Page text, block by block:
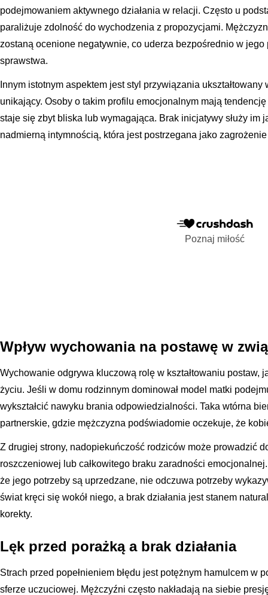
podejmowaniem aktywnego działania w relacji. Często u
paraliżuje zdolność do wychodzenia z propozycjami.
zostaną ocenione negatywnie, co uderza bezpośrednio w jego
sprawstwa.
Innym istotnym aspektem jest styl przywiązania
unikający. Osoby o takim profilu emocjonalnym mają
staje się zbyt bliska lub wymagająca. Brak inicjatywy służy im
nadmierną intymnością, która jest postrzegana jako
Poznaj miłość
Wpływ wychowania na postawę w
Wychowanie odgrywa kluczową rolę w kształtowaniu postaw,
życiu. Jeśli w domu rodzinnym dominował model matki
wykształcić nawyku brania odpowiedzialności. Taka wtórna
partnerskie, gdzie mężczyzna podświadomie oczekuje, że
Z drugiej strony, nadopiekuńczość rodziców może prowadzić
roszczeniowej lub całkowitego braku zaradności
że jego potrzeby są uprzedzane, nie odczuwa potrzeby
świat kręci się wokół niego, a brak działania jest stanem
korekty.
Lęk przed porażką a brak działania
Strach przed popełnieniem błędu jest potężnym hamulcem w
sferze uczuciowej. Mężczyźni często nakładają na siebie